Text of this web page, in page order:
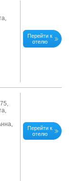
Перейти к
отелю
Перейти к
отелю